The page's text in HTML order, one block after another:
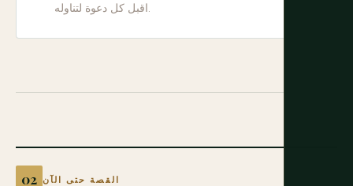
اقبل كل دعوة لتناوله.
القصة حتى الآن